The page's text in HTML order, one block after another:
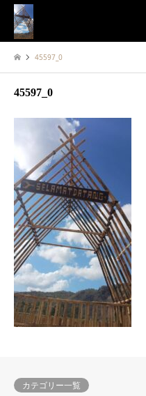
45597_0
45597_0
カテゴリー一覧